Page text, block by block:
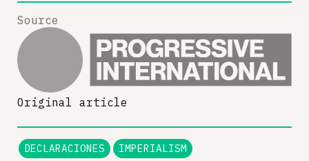
Source
Original article
DECLARACIONES IMPERIALISM